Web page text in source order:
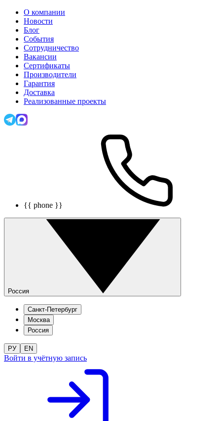
О компании
Новости
Блог
События
Сотрудничество
Вакансии
Сертификаты
Производители
Гарантия
Доставка
Реализованные проекты
{{ phone }}
Россия
Санкт-Петербург
Москва
Россия
РУ EN
Войти в учётную запись